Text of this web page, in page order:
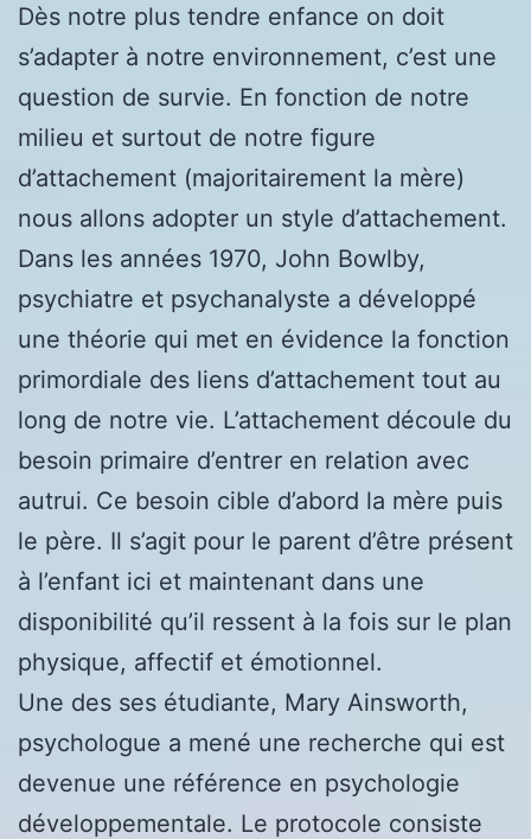
Dès notre plus tendre enfance on doit
s’adapter à notre environnement, c’est une
question de survie. En fonction de notre
milieu et surtout de notre figure
d’attachement (majoritairement la mère)
nous allons adopter un style d’attachement.
Dans les années 1970, John Bowlby,
psychiatre et psychanalyste a développé
une théorie qui met en évidence la fonction
primordiale des liens d’attachement tout au
long de notre vie. L’attachement découle du
besoin primaire d’entrer en relation avec
autrui. Ce besoin cible d’abord la mère puis
le père. Il s’agit pour le parent d’être présent
à l’enfant ici et maintenant dans une
disponibilité qu’il ressent à la fois sur le plan
physique, affectif et émotionnel.
Une des ses étudiante, Mary Ainsworth,
psychologue a mené une recherche qui est
devenue une référence en psychologie
développementale. Le protocole consiste